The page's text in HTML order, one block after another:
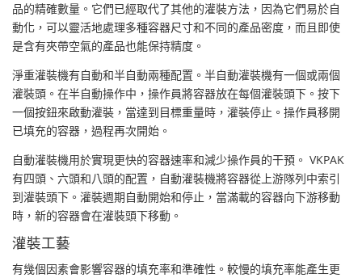
品的精確數量。它們已經取代了其他的灌裝方法，因為它們易於自
動化，可以靈活地處理多種容器尺寸和不同的產品密度，而且即使
是含有夾帶空氣的產品也能保持精度。
淨重灌裝機有自動和半自動兩種配置。半自動灌裝機有一個或兩個
灌裝頭。在半自動操作中，操作員將容器放在每個灌裝頭下。按下
一個按鈕來啟動灌裝，當達到目標重量時，灌裝停止。操作員移開
已填充的容器，過程再次開始。
自動灌裝機用於實現更快的容器速率和減少操作員的干預。 VKPAK
有四頭、六頭和八頭的配置，自動灌裝機將容器從上游隊列中索引
到灌裝頭下。灌裝週期自動開始和停止，當滿載的容器向下游移動
時，新的容器會在灌裝頭下移動。
灌裝工藝
有幾個因素會影響容器的填充率和準確性。較慢的填充率能產生更